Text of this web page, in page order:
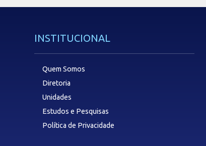
INSTITUCIONAL
Quem Somos
Diretoria
Unidades
Estudos e Pesquisas
Política de Privacidade